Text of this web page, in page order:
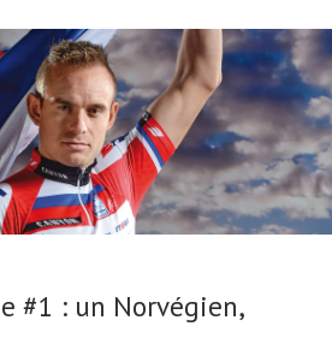
#1 : un Norvégien,